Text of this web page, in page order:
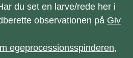
du set en larve/rede her i
observationen på Giv
egeprocessionsspinderen,